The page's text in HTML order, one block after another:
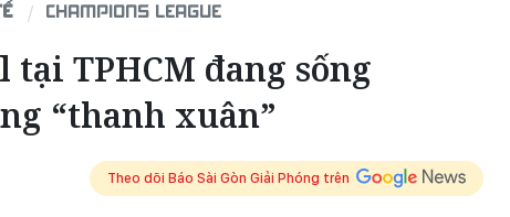
CHAMPIONS LEAGUE
tại TPHCM đang sống
“thanh xuân”
Theo dõi Báo Sài Gòn Giải Phóng trên